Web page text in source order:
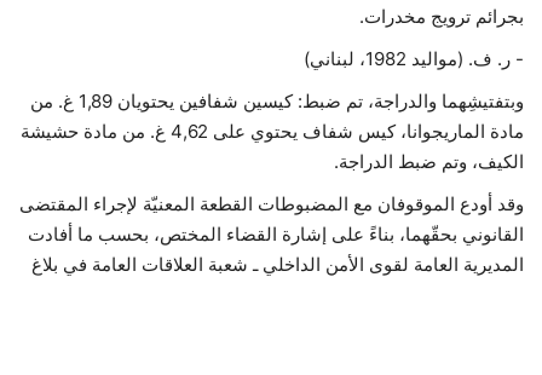
بجرائم ترويج مخدرات.
- ر. ف. (مواليد 1982، لبناني)
وبتفتيشِهما والدراجة، تم ضبط: كيسين شفافين يحتويان 1,89 غ. من
مادة الماريجوانا، كيس شفاف يحتوي على 4,62 غ. من مادة حشيشة
الكيف، وتم ضبط الدراجة.
وقد أودع الموقوفان مع المضبوطات القطعة المعنيّة لإجراء المقتضى
القانوني بحقّهما، بناءً على إشارة القضاء المختص، بحسب ما أفادت
المديرية العامة لقوى الأمن الداخلي ـ شعبة العلاقات العامة في بلاغ